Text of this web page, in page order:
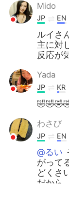
Mido
JP EN
ルイさ
主に対
反応が
Yada
JP KR
わさび
JP EN
@るい
がって
どくさ
だから